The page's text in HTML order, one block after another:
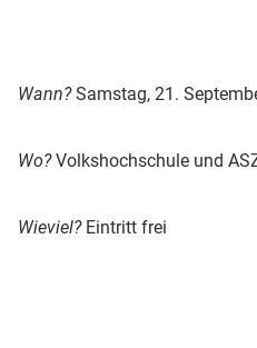
Wann?Samstag, 21.
Wo?Volkshochschule und
Wieviel?Eintritt frei